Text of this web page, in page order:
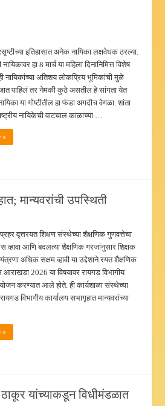
इतिहासात अनेक नायिका लक्षवेधक ठरल्या.
हा 8 मार्च या महिला दिनानिमित्त विशेष
अतिशय लोकप्रिय भूमिकांची मुळे
पाहिलं तर नेमकी कुठे असतील हे सांगता येत
या गोष्टीतील हा फंडा अगदीच वेगळा. शांता
नायिकेची वाटचाल काळाच्या …
»
मान्यवरांची उपस्थिती
वृत्तरयत शिक्षण संस्थेच्या शैक्षणिक गुणवत्तेचा
व्हावा आणि बदलत्या शैक्षणिक गरजांनुसार शिक्षक
अधिक सक्षम व्हावी या उद्देशाने रयत शैक्षणिक
आराखडा 2026 या विषयावर रायगड विभागीय
करण्यात आले होते. ही कार्यशाळा संस्थेच्या
विभागीय कार्यालय सभागृहात मान्यवरांच्या
»
यांच्याकडून विधीमंडळात